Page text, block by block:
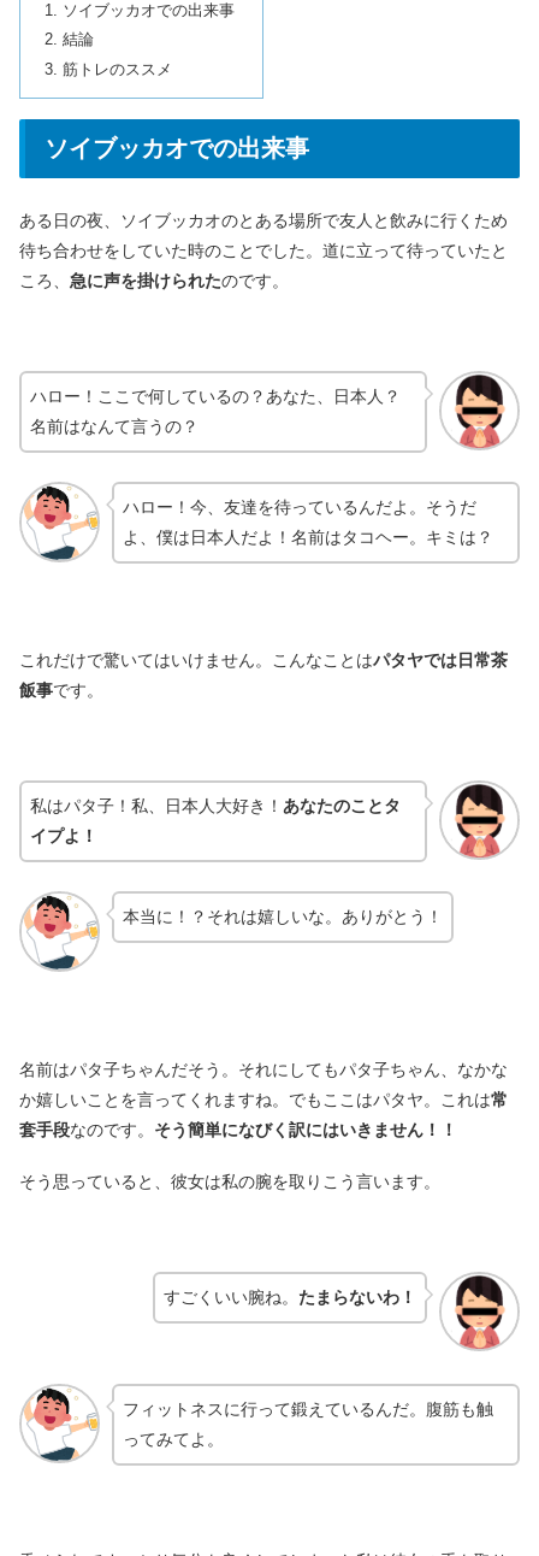
ソイブッカオでの出来事
結論
筋トレのススメ
ソイブッカオでの出来事
ある日の夜、ソイブッカオのとある場所で友人と飲みに行くため
待ち合わせをしていた時のことでした。道に立って待っていたと
ころ、 急に声を掛けられたのです。
ハロー！ここで何しているの？あなた、日本人？
名前はなんて言うの？
ハロー！今、友達を待っているんだよ。そうだ
よ、僕は日本人だよ！名前はタコヘー。キミは？
これだけで驚いてはいけません。こんなことはパタヤでは日常茶
飯事です。
私はパタ子！私、日本人大好き！ あなたのことタ
イプよ！
本当に！？それは嬉しいな。ありがとう！
名前はパタ子ちゃんだそう。それにしてもパタ子ちゃん、なかな
か嬉しいことを言ってくれますね。でもここはパタヤ。これは常
套手段なのです。 そう簡単になびく訳にはいきません！！
そう思っていると、彼女は私の腕を取りこう言います。
すごくいい腕ね。 たまらないわ！
フィットネスに行って鍛えているんだ。腹筋も触
ってみてよ。